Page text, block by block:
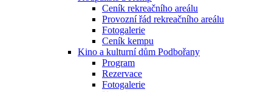
Ceník rekreačního areálu
Provozní řád rekreačního areálu
Fotogalerie
Ceník kempu
Kino a kulturní dům Podbořany
Program
Rezervace
Fotogalerie